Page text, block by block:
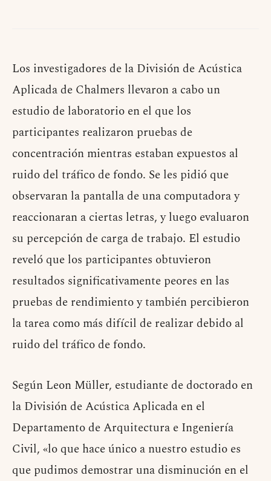
Los investigadores de la División de Acústica
Aplicada de Chalmers llevaron a cabo un
estudio de laboratorio en el que los
participantes realizaron pruebas de
concentración mientras estaban expuestos al
ruido del tráfico de fondo. Se les pidió que
observaran la pantalla de una computadora y
reaccionaran a ciertas letras, y luego evaluaron
su percepción de carga de trabajo. El estudio
reveló que los participantes obtuvieron
resultados significativamente peores en las
pruebas de rendimiento y también percibieron
la tarea como más difícil de realizar debido al
ruido del tráfico de fondo.
Según Leon Müller, estudiante de doctorado en
la División de Acústica Aplicada en el
Departamento de Arquitectura e Ingeniería
Civil, «lo que hace único a nuestro estudio es
que pudimos demostrar una disminución en el